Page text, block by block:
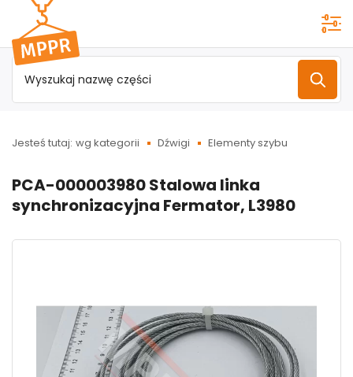
Przejdź do
menu
głównego
Jesteś tutaj: wg kategorii Dźwigi Elementy szybu
PCA-000003980 Stalowa linka
synchronizacyjna Fermator, L3980